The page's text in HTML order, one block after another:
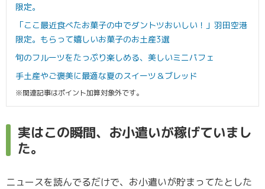
限定。
「ここ最近食べたお菓子の中でダントツおいしい！」羽田空港
限定。もらって嬉しいお菓子のお土産3選
旬のフルーツをたっぷり楽しめる、美しいミニパフェ
手土産やご褒美に最適な夏のスイーツ＆ブレッド
※関連記事はポイント加算対象外です。
実はこの瞬間、お小遣いが稼げていまし
た。
ニュースを読んでるだけで、お小遣いが貯まってたとした